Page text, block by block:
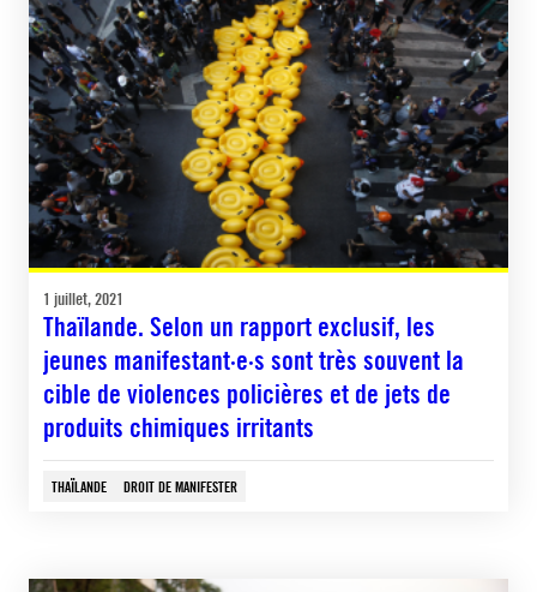
1 juillet, 2021
Thaïlande. Selon un rapport exclusif, les
jeunes manifestant·e·s sont très souvent la
cible de violences policières et de jets de
produits chimiques irritants
THAÏLANDE DROIT DE MANIFESTER